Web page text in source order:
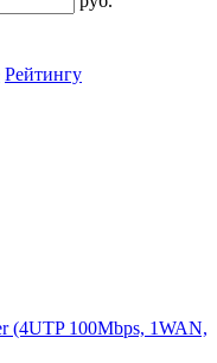
Рейтингу
(4UTP 100Mbps, 1WAN,